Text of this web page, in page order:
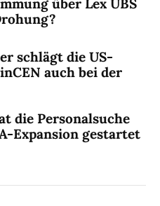
schlägt die US-
auch bei der
die Personalsuche
Expansion gestartet